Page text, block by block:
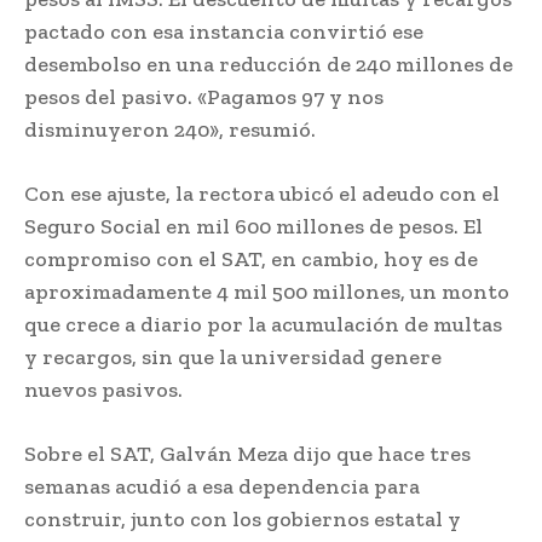
pactado con esa instancia convirtió ese
desembolso en una reducción de 240 millones de
pesos del pasivo. «Pagamos 97 y nos
disminuyeron 240», resumió.
Con ese ajuste, la rectora ubicó el adeudo con el
Seguro Social en mil 600 millones de pesos. El
compromiso con el SAT, en cambio, hoy es de
aproximadamente 4 mil 500 millones, un monto
que crece a diario por la acumulación de multas
y recargos, sin que la universidad genere
nuevos pasivos.
Sobre el SAT, Galván Meza dijo que hace tres
semanas acudió a esa dependencia para
construir, junto con los gobiernos estatal y